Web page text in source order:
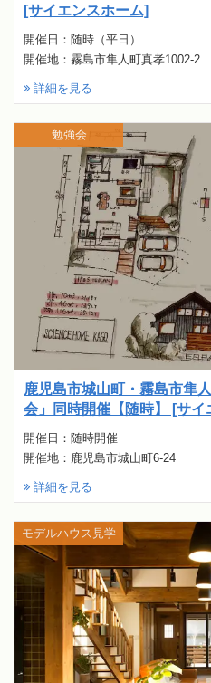
[サイエンスホーム]
開催日：随時（平日）
開催地：霧島市隼人町真孝1002-2
詳細を見る
鹿児島市城山町・霧島市隼
会」同時開催【随時】 [サイ
開催日：随時開催
開催地：鹿児島市城山町6-24
詳細を見る
勉強会
モデルハウス見学